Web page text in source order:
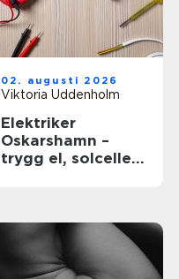
02. augusti 2026
Viktoria Uddenholm
Elektriker
Oskarshamn –
trygg el, solceller